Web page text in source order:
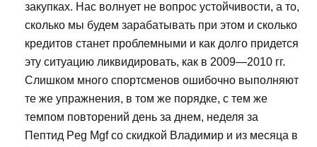
закупках. Нас волнует не вопрос устойчивости, а то,
сколько мы будем зарабатывать при этом и сколько
кредитов станет проблемными и как долго придется
эту ситуацию ликвидировать, как в 2009—2010 гг.
Слишком много спортсменов ошибочно выполняют
те же упражнения, в том же порядке, с тем же
темпом повторений день за днем, неделя за
Пептид Peg Mgf со скидкой Владимир и из месяца в